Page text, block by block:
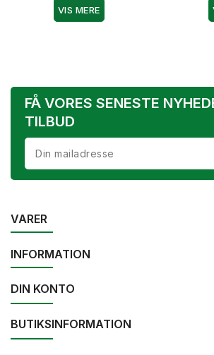
VIS MERE
FÅ VORES SENESTE
TILBUD
VARER
INFORMATION
DIN KONTO
BUTIKSINFORMATION